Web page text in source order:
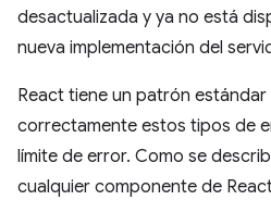
desactualizada y ya no está
nueva implementación del
React tiene un patrón
correctamente estos tipos de
límite de error. Como se
cualquier componente de